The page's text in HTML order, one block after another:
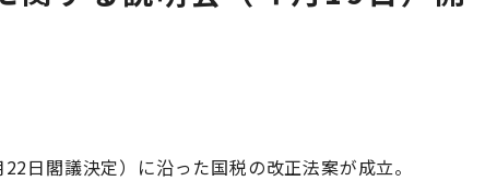
⽇閣議決定）に沿った国税の改正法案が成立。